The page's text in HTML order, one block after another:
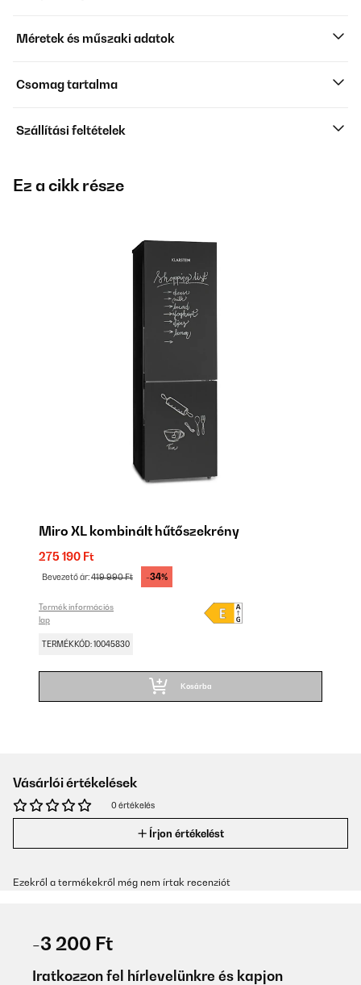
Méretek és műszaki adatok
Csomag tartalma
Szállítási feltételek
Ez a cikk része
Miro XL kombinált hűtőszekrény
275 190 Ft
Bevezető ár:419 990 Ft -34%
Termék információs
lap
TERMÉKKÓD: 10045830
Kosárba
Vásárlói értékelések
0 értékelés
Írjon értékelést
Ezekről a termékekről még nem írtak recenziót
-3 200 Ft
Iratkozzon fel hírlevelünkre és kapjon